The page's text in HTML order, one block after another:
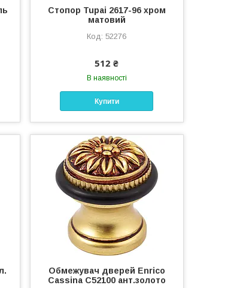
Стопор Tupai 2617-96 хром
матовий
52276
512 ₴
В наявності
Купити
Обмежувач дверей Enrico
Cassina С52100 ант.золото